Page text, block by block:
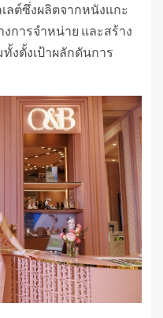
ลต์ซึ่งผลิตจากหนังแกะ
การจำหน่าย และสร้าง
งตั้งเป้าผลักดันการ